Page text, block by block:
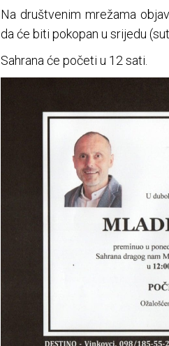
Na društvenim mrežama
da će biti pokopan u srijedu
Sahrana će početi u 12 sati.